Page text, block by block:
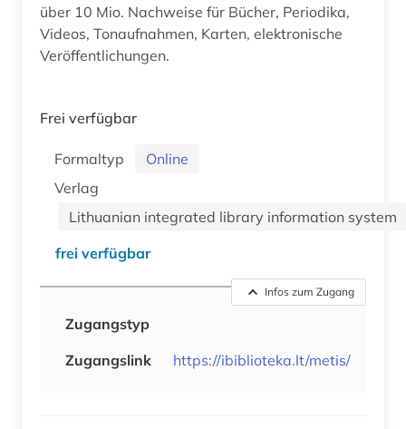
über 10 Mio. Nachweise für Bücher, Periodika,
Videos, Tonaufnahmen, Karten, elektronische
Veröffentlichungen.
Frei verfügbar
Formaltyp
Online
Verlag
Lithuanian integrated library information system
frei verfügbar
Infos zum Zugang
Zugangstyp
Zugangslink
https://ibiblioteka.lt/metis/